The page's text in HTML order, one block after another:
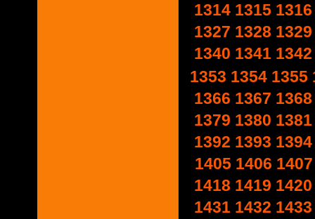
1314 1315 1316
1327 1328 1329
1340 1341 1342
1353 1354 1355
1366 1367 1368
1379 1380 1381
1392 1393 1394
1405 1406 1407
1418 1419 1420
1431 1432 1433